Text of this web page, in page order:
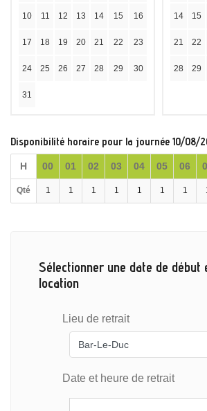
10 11 12 13 14 15 16
17 18 19 20 21 22 23
24 25 26 27 28 29 30
31
14 15
21 22
28 29
Disponibilité horaire pour la journée 10/08/
H 00 01 02 03 04 05 06
Qté 1 1 1 1 1 1 1
Sélectionner une date de début
location
Lieu de retrait
Date et heure de retrait